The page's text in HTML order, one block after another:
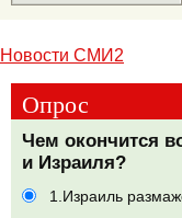
Новости СМИ2
Опрос
Чем окончится
и Израиля?
1.Израиль